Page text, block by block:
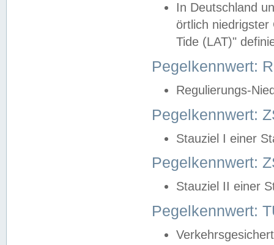
In Deutschland
örtlich
Tide (LAT)"
Pegelkennwert:
Regulierungs-
Pegelkennwert:
Stauziel I einer
Pegelkennwert:
Stauziel II einer
Pegelkennwert: